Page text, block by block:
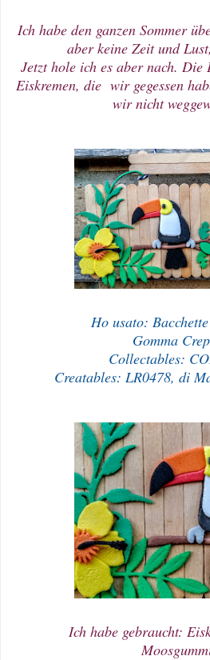
Ich habe den ganzen Sommer
aber keine Zeit und
Jetzt hole ich es aber nach. Die
Eiskremen, die wir gegessen
wir nicht
Ho usato:
Gomma
Collectables:
Creatables: LR0478, di
Ich habe gebraucht: